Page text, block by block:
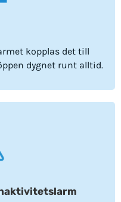
kopplas det till
dygnet runt alltid.